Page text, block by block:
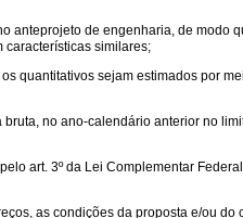
anteprojeto de engenharia, de modo
características similares;
quantitativos sejam estimados por
no ano-calendário anterior no
art. 3º da Lei Complementar Federal
as condições da proposta e/ou do